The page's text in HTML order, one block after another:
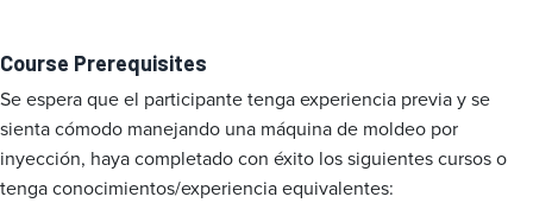
Course Prerequisites
Se espera que el participante tenga experiencia previa y se
sienta cómodo manejando una máquina de moldeo por
inyección, haya completado con éxito los siguientes cursos o
tenga conocimientos/experiencia equivalentes: